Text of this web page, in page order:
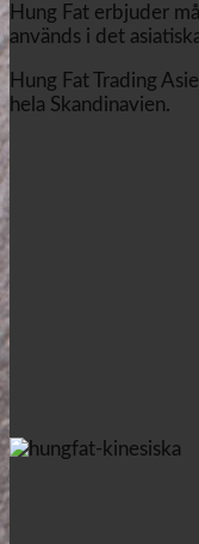
Hung Fat erbjuder
används i det
Hung Fat Trading
hela Skandinavien.